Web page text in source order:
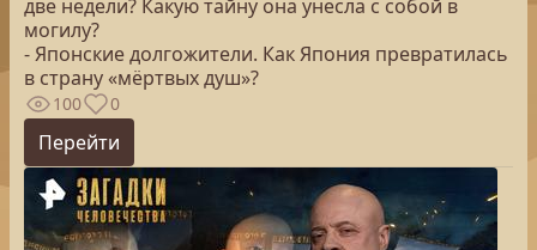
две недели? Какую тайну она унесла с собой в
могилу?
- Японские долгожители. Как Япония превратилась
в страну «мёртвых душ»?
100 0
Перейти